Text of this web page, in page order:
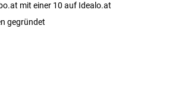
mit einer 10 auf Idealo.at
gegründet